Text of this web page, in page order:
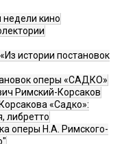
недели кино
истории постановок
оперы «САДКО»
Римский-Корсаков
«Садко»:
либретто
оперы Н.А. Римского-